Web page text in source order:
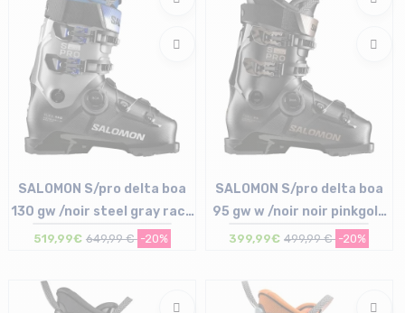
28/28.5 cm
SALOMON S/pro delta boa
130 gw /noir steel gray race
bleu
519,99€ 649,99 € -20%
25/25.5 cm | 26/26.5 cm
SALOMON S/pro delta boa
95 gw w /noir noir pinkgold
met
399,99€ 499,99 € -20%